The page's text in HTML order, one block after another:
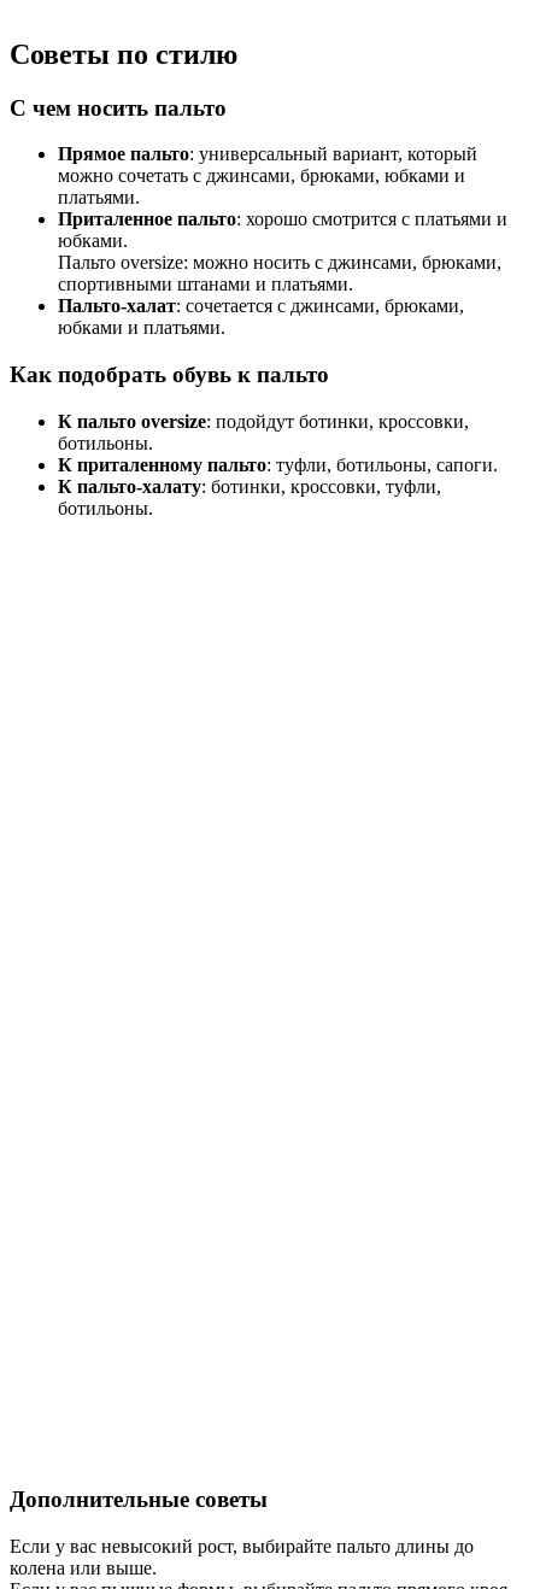
Советы по стилю
С чем носить пальто
Прямое пальто: универсальный вариант, который
можно сочетать с джинсами, брюками, юбками и
платьями.
Приталенное пальто: хорошо смотрится с платьями и
юбками.
Пальто oversize: можно носить с джинсами, брюками,
спортивными штанами и платьями.
Пальто-халат: сочетается с джинсами, брюками,
юбками и платьями.
Как подобрать обувь к пальто
К пальто oversize: подойдут ботинки, кроссовки,
ботильоны.
К приталенному пальто: туфли, ботильоны, сапоги.
К пальто-халату: ботинки, кроссовки, туфли,
ботильоны.
Дополнительные советы
Если у вас невысокий рост, выбирайте пальто длины до
колена или выше.